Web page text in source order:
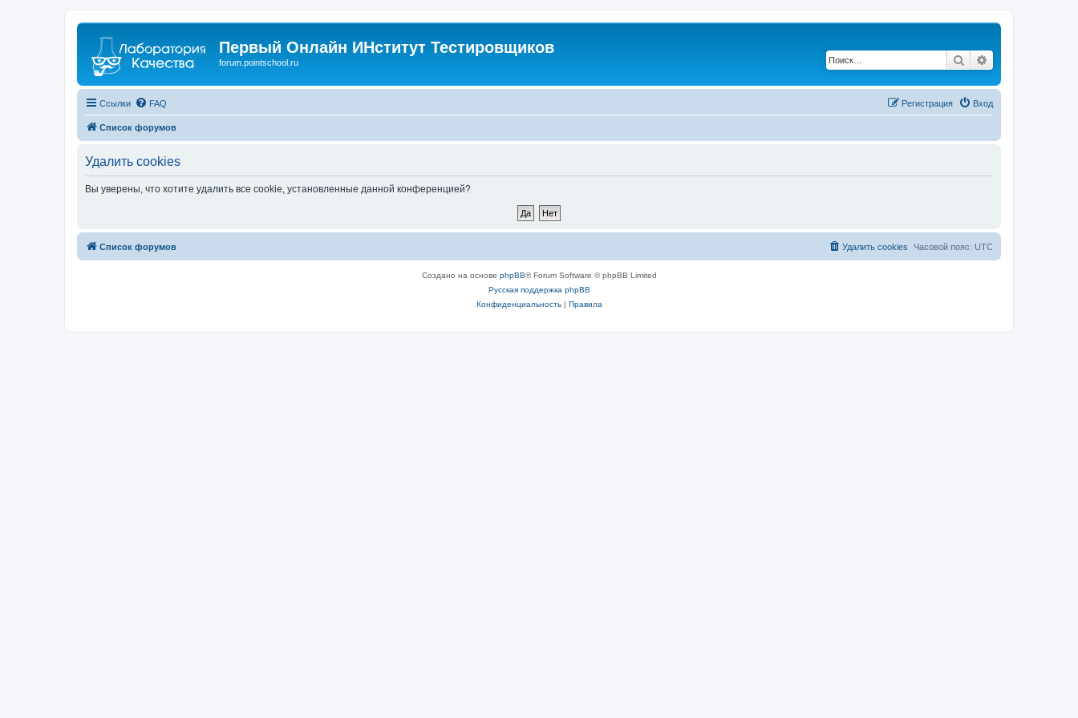
Первый Онлайн ИНститут Тестировщиков
forum.pointschool.ru Поиск
Ссылки FAQ Вход
Регистрация
Список форумов
Удалить cookies
Вы уверены, что хотите удалить все cookie, установленные данной конференцией?
Список форумов Часовой пояс: UTC
Удалить cookies
Создано на основе phpBB® Forum Software © phpBB Limited
Русская поддержка phpBB
Конфиденциальность| Правила